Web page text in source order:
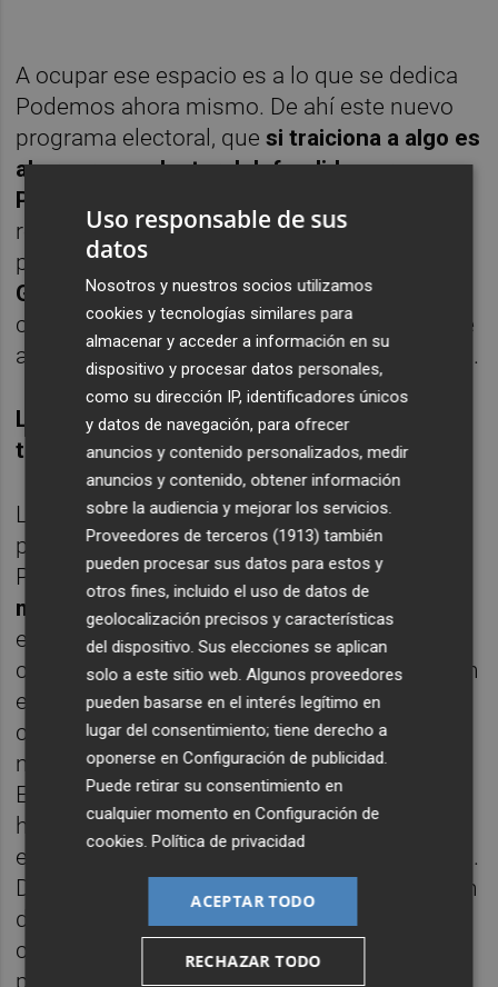
A ocupar ese espacio es a lo que se dedica
Podemos ahora mismo. De ahí este nuevo
programa electoral, que si traiciona a algo es
al programa electoral defendido por
Podemos hasta ahora
renuncia a presentarse a las municipales y,
por supuesto, el control férreo ("à la
González") con que Pablo Iglesias y sus
compañeros de la Universidad Complutense
aspiran a manejar Podemos desde la cúpula.
Las encuestas crecen. Los problemas...
también
La nueva oleada de críticas sucede a la
primera crisis seria que tiene que afrontar
Podemos, provocada porun escándalo
menor, pero relevante,
y por un
encontronazo con los medios de
comunicación hasta ahora aliados. Hablo, en
el primer caso, del contrato deÍñigo Errejón
con la Universidad de Málaga. Casi todo el
mundo se ha centrado en el salario de
Errejón o las condiciones del contrato (40
horas semanales, con un horario-tipo
estipulado, aunque en condiciones flexibles).
Desde mi punto de vista, esos datos carecen
de relevancia en un contrato de estas
características, extremadamente específico,
pensado para llevar a cabo unas funciones
Uso responsable de sus
datos
Nosotros y nuestros socios utilizamos
cookies y tecnologías similares para
almacenar y acceder a información en su
dispositivo y procesar datos personales,
como su dirección IP, identificadores únicos
y datos de navegación, para ofrecer
anuncios y contenido personalizados, medir
anuncios y contenido, obtener información
sobre la audiencia y mejorar los servicios.
Proveedores de terceros (1913) también
pueden procesar sus datos para estos y
otros fines, incluido el uso de datos de
geolocalización precisos y características
del dispositivo. Sus elecciones se aplican
solo a este sitio web. Algunos proveedores
pueden basarse en el interés legítimo en
lugar del consentimiento; tiene derecho a
oponerse enConfiguración de publicidad.
Puede retirar su consentimiento en
cualquier momento enConfiguración de
cookies.Política de privacidad
ACEPTAR TODO
RECHAZAR TODO